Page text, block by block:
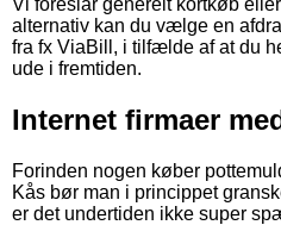
alternativ kan du vælge en
fra fx ViaBill, i tilfælde af at du
ude i fremtiden.
Internet firmaer
Forinden nogen køber
Kås bør man i princippet
er det undertiden ikke super